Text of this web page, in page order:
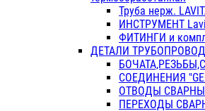
Труба нерж.
ИНСТРУМЕНТ
ФИТИНГИ и
ДЕТАЛИ
СОЕДИНЕНИЯ
ОТВОДЫ
ПЕРЕХОДЫ